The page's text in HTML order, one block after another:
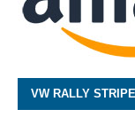
VW RALLY STRIPE